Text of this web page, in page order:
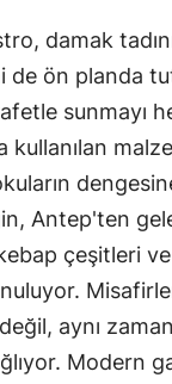
damak
de ön planda
sunmayı
kullanılan
Antep'ten
çeşitleri
aynı
Modern